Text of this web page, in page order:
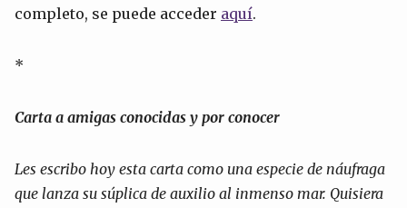
completo, se puede acceder aquí.
*
Carta a amigas conocidas y por conocer
Les escribo hoy esta carta como una especie de náufraga
que lanza su súplica de auxilio al inmenso mar. Quisiera